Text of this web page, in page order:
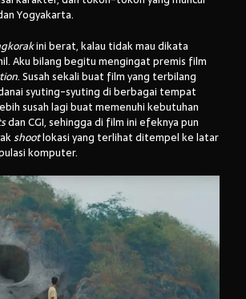
Yogyakarta.
ini berat, kalau tidak mau dikata
Aku bilang begitu mengingat premis film
. Susah sekali buat film yang terbilang
syuting-syuting di berbagai tempat
susah lagi buat memenuhi kebutuhan
dan CGI, sehingga di film ini efeknya pun
shootlokasi yang terlihat ditempel ke latar
komputer.